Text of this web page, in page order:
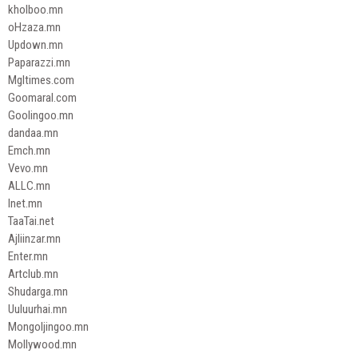
kholboo.mn
oHzaza.mn
Updown.mn
Paparazzi.mn
Mgltimes.com
Goomaral.com
Goolingoo.mn
dandaa.mn
Emch.mn
Vevo.mn
ALLC.mn
Inet.mn
TaaTai.net
Ajliinzar.mn
Enter.mn
Artclub.mn
Shudarga.mn
Uuluurhai.mn
Mongoljingoo.mn
Mollywood.mn